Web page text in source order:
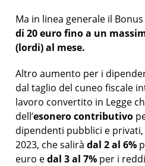
Ma in linea generale il
di 20 euro fino a un
(lordi) al mese.
Altro aumento per i
dal taglio del cuneo fiscale
lavoro convertito in Legge
dell’esonero contributivo
dipendenti pubblici e
2023, che salirà dal 2 al 6%
euro edal 3 al 7% per i